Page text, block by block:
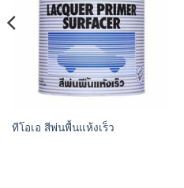
ทีโอเอ สีพ่นพื้นแห้งเร็ว